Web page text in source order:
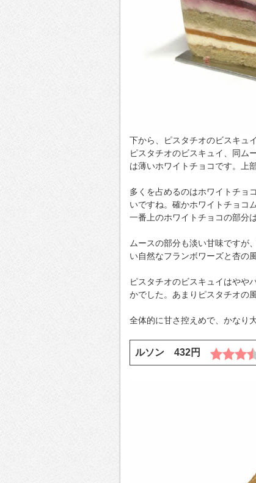
下から、ピスタチオのビスキュ
ピスタチオのビスキュイ、同ム
は薄いホワイトチョコです。上
多くを占めるのはホワイトチョ
いですね。確かホワイトチョコ
一番上のホワイトチョコの部分
ムースの部分も淡い甘味ですが
い自然なフランボワーズと杏の
ピスタチオのビスキュイはやや
かでした。あまりピスタチオの
全体的に甘さ控えめで、かなり
ルソン 432円